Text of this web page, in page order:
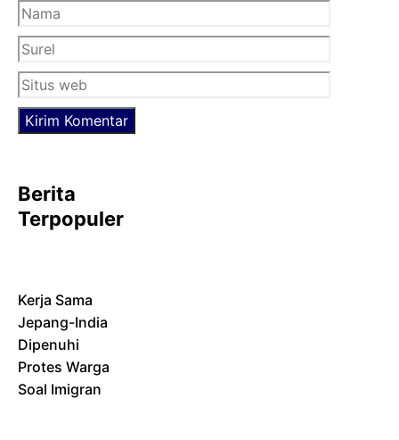
Nama
web
Berita
Terpopuler
Kerja Sama
Jepang-India
Dipenuhi
Protes Warga
Soal Imigran